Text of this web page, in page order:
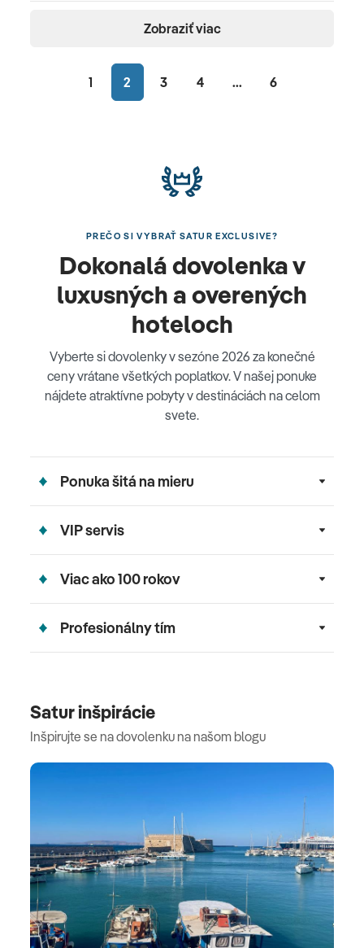
1 2 3 4 ... 6
Zobraziť viac
PREČO SI VYBRAŤ SATUR EXCLUSIVE?
Dokonalá dovolenka v
luxusných a overených
hoteloch
Vyberte si dovolenky v sezóne 2026 za konečné
ceny vrátane všetkých poplatkov. V našej ponuke
nájdete atraktívne pobyty v destináciách na celom
svete.
Ponuka šitá na mieru
VIP servis
Viac ako 100 rokov
Profesionálny tím
Satur inšpirácie
Inšpirujte se na dovolenku na našom blogu